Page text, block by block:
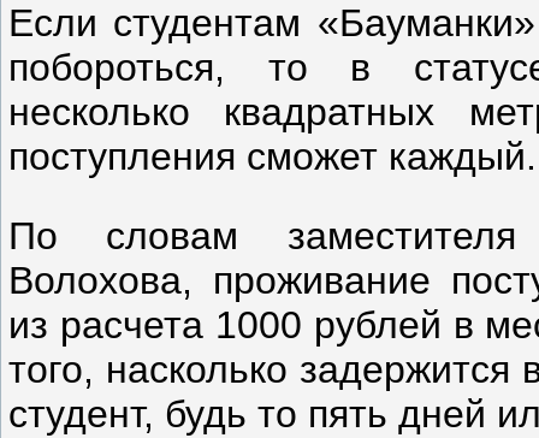
Если студентам
побороться, то в
несколько квадратных
поступления сможет каждый.
По словам заместителя
Волохова, проживание
из расчета 1000 рублей в
того, насколько
студент, будь то пять дней